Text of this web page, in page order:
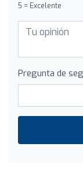
5 = Excelente
Pregunta de